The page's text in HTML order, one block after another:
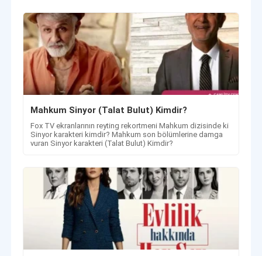
Mahkum Sinyor (Talat Bulut) Kimdir?
Fox TV ekranlarının reyting rekortmeni Mahkum dizisinde ki
Sinyor karakteri kimdir? Mahkum son bölümlerine damga
vuran Sinyor karakteri (Talat Bulut) Kimdir?